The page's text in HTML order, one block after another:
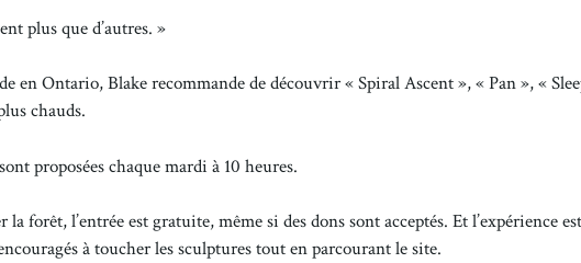
plus que d’autres. »
en Ontario, Blake recommande de découvrir « Spiral Ascent », « Pan », «
chauds.
proposées chaque mardi à 10 heures.
forêt, l’entrée est gratuite, même si des dons sont acceptés. Et l’expérience est
à toucher les sculptures tout en parcourant le site.